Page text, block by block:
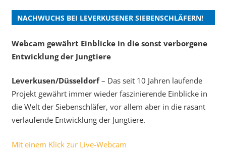
NACHWUCHS BEI LEVERKUSENER SIEBENSCHLÄFERN!
Webcam gewährt Einblicke in die sonst verborgene
Entwicklung der Jungtiere
Leverkusen/Düsseldorf– Das seit 10 Jahren laufende
Projekt gewährt immer wieder faszinierende Einblicke in
die Welt der Siebenschläfer, vor allem aber in die rasant
verlaufende Entwicklung der Jungtiere.
Mit einem Klick zur Live-Webcam